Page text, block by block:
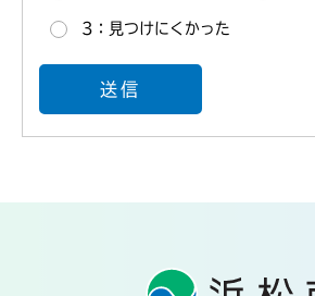
3：見つけにくかった